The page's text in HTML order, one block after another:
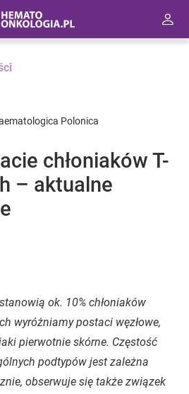
Polonica
chłoniaków T-
– aktualne
ok. 10% chłoniaków
wyróżniamy postaci węzłowe,
pierwotnie skórne. Częstość
podtypów jest zależna
obserwuje się także związek